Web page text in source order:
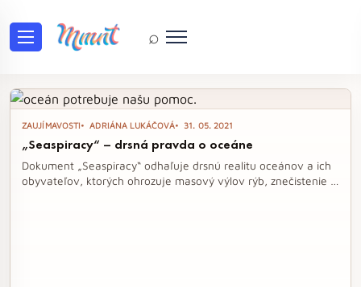
⌕
Tag: životné prostredie
ZAUJÍMAVOSTI ADRIÁNA LUKÁČOVÁ 31. 05. 2021
„Seaspiracy“ – drsná pravda o oceáne
Dokument „Seaspiracy“ odhaľuje drsnú realitu oceánov a ich
obyvateľov, ktorých ohrozuje masový výlov rýb, znečistenie a